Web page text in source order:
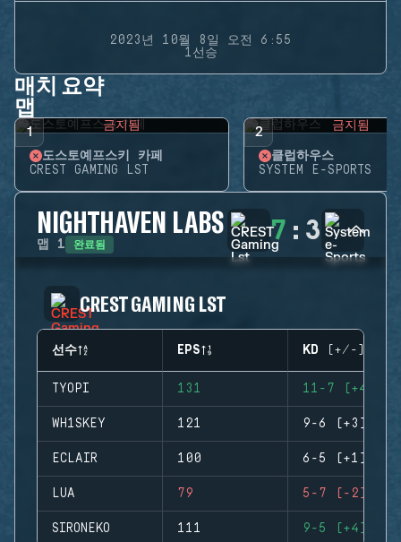
2023년 10월 8일 오전 6:55
1선승
매치 요약
맵
1 금지됨
도스토예프스키 카페
CREST GAMING LST
2 금지됨
클럽하우스
SYSTEM E-SPORTS
NIGHTHAVEN LABS
맵 1 완료됨 7 : 3
CREST GAMING LST
선수 EPS KD (+/-)
TYOPI 131 11-7 (+4)
WH1SKEY 121 9-6 (+3)
ECLAIR 100 6-5 (+1)
LUA 79 5-7 (-2)
SIRONEKO 111 9-5 (+4)